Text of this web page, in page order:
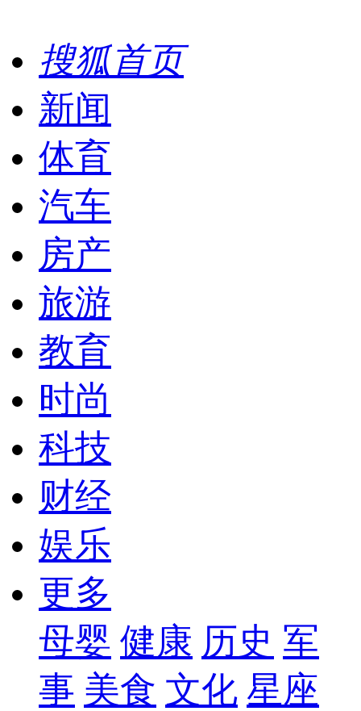
搜狐首页
新闻
体育
汽车
房产
旅游
教育
时尚
科技
财经
娱乐
更多
母婴 健康 历史 军
事 美食 文化 星座